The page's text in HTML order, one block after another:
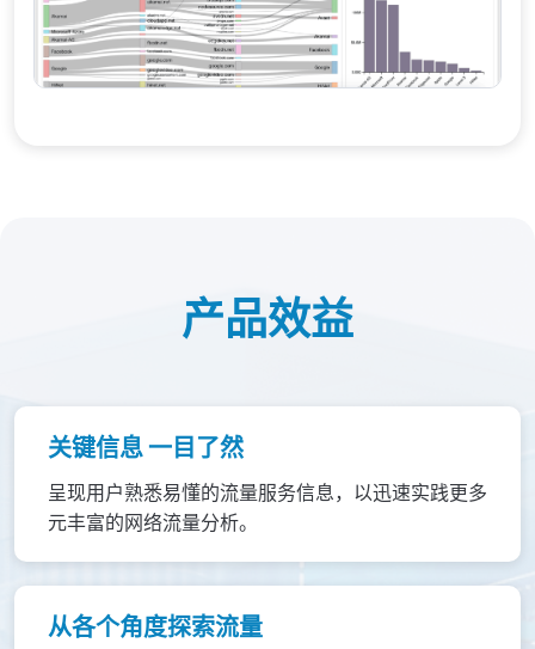
产品效益
关键信息 一目了然
呈现用户熟悉易懂的流量服务信息，以迅速实践更多
元丰富的网络流量分析。
从各个角度探索流量